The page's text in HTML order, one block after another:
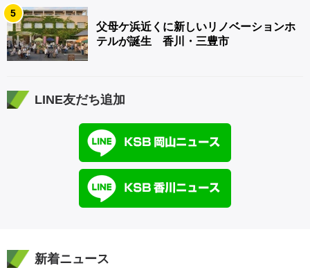
5
父母ケ浜近くに新しいリノベーションホ
テルが誕生 香川・三豊市
LINE友だち追加
新着ニュース